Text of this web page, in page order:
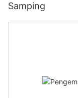
Samping